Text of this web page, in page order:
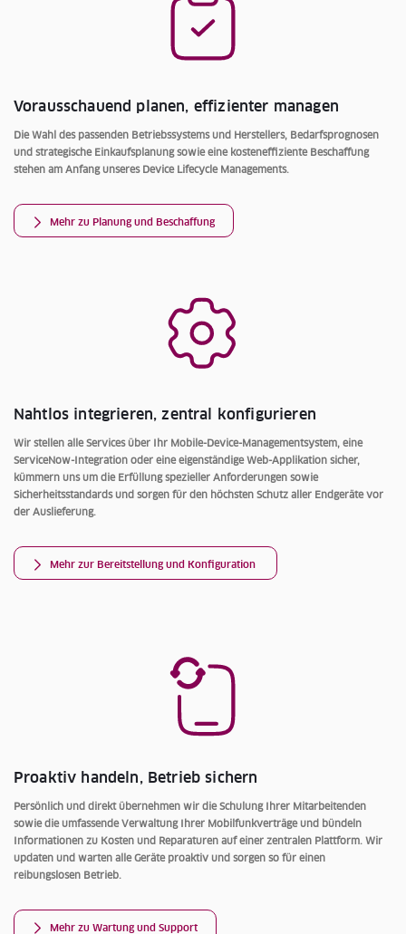
Vorausschauend planen, effizienter managen
Die Wahl des passenden Betriebssystems und Herstellers, Bedarfsprognosen
und strategische Einkaufsplanung sowie eine kosteneffiziente Beschaffung
stehen am Anfang unseres Device Lifecycle Managements.
Mehr zu Planung und Beschaffung
Nahtlos integrieren, zentral konfigurieren
Wir stellen alle Services über Ihr Mobile-Device-Managementsystem, eine
ServiceNow-Integration oder eine eigenständige Web-Applikation sicher,
kümmern uns um die Erfüllung spezieller Anforderungen sowie
Sicherheitsstandards und sorgen für den höchsten Schutz aller Endgeräte vor
der Auslieferung.
Mehr zur Bereitstellung und Konfiguration
Proaktiv handeln, Betrieb sichern
Persönlich und direkt übernehmen wir die Schulung Ihrer Mitarbeitenden
sowie die umfassende Verwaltung Ihrer Mobilfunkverträge und bündeln
Informationen zu Kosten und Reparaturen auf einer zentralen Plattform. Wir
updaten und warten alle Geräte proaktiv und sorgen so für einen
reibungslosen Betrieb.
Mehr zu Wartung und Support